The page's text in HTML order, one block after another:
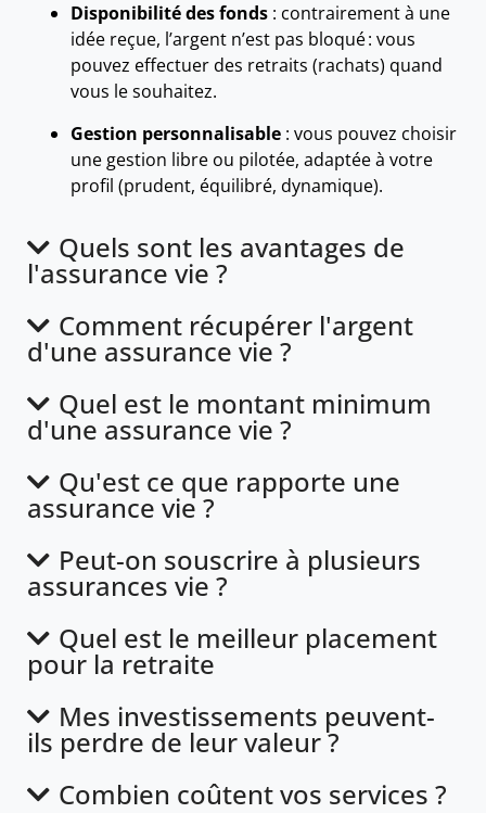
Disponibilité des fonds : contrairement à une
idée reçue, l’argent n’est pas bloqué : vous
pouvez effectuer des retraits (rachats) quand
vous le souhaitez.
Gestion personnalisable : vous pouvez choisir
une gestion libre ou pilotée, adaptée à votre
profil (prudent, équilibré, dynamique).
Quels sont les avantages de
l'assurance vie ?
Comment récupérer l'argent
d'une assurance vie ?
Quel est le montant minimum
d'une assurance vie ?
Qu'est ce que rapporte une
assurance vie ?
Peut-on souscrire à plusieurs
assurances vie ?
Quel est le meilleur placement
pour la retraite
Mes investissements peuvent-
ils perdre de leur valeur ?
Combien coûtent vos services ?